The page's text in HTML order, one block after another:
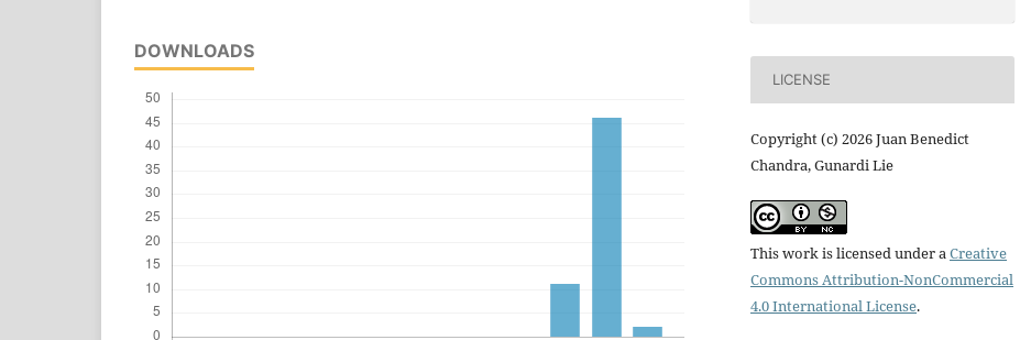
DOWNLOADS
LICENSE
Copyright (c) 2026 Juan Benedict
Chandra, Gunardi Lie
This work is licensed under aCreative
Commons Attribution-NonCommercial
4.0 International License.